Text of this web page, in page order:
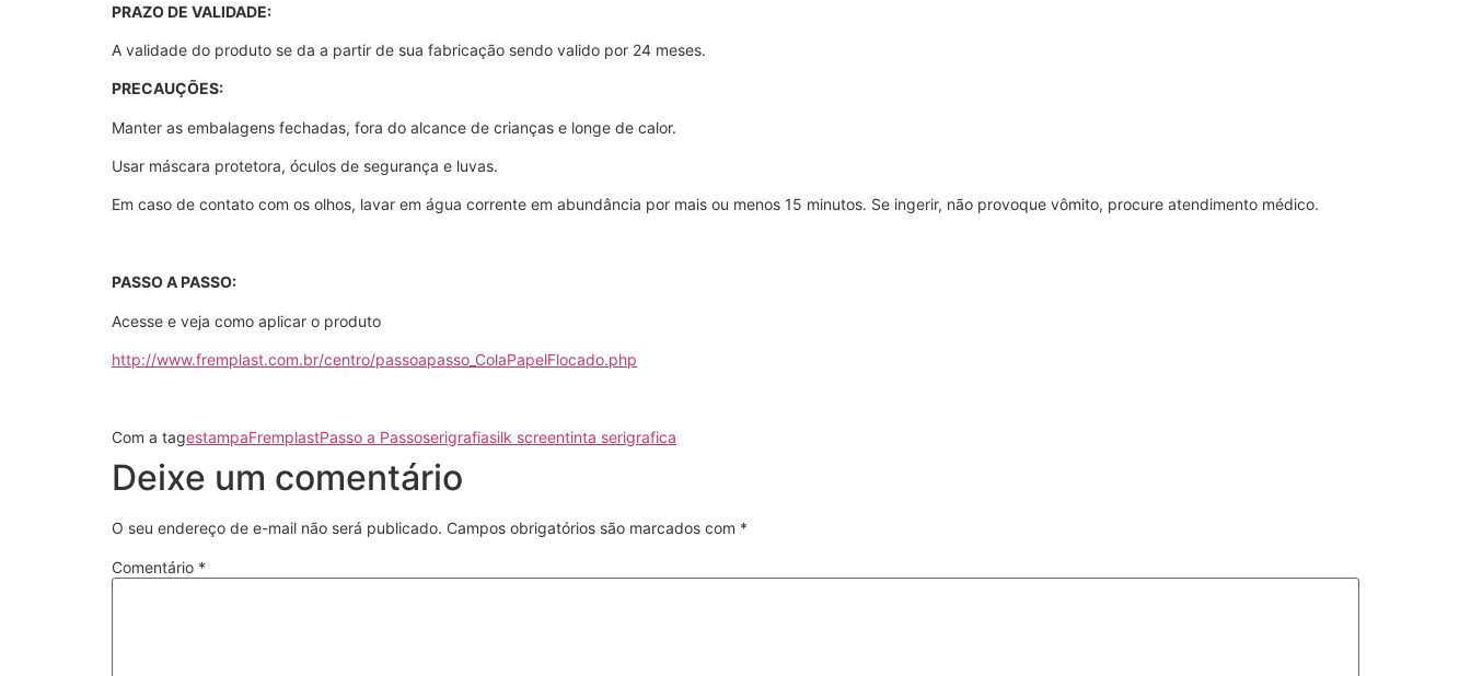
PRAZO DE VALIDADE:
A validade do produto se da a partir de sua fabricação sendo valido por 24 meses.
PRECAUÇÕES:
Manter as embalagens fechadas, fora do alcance de crianças e longe de calor.
Usar máscara protetora, óculos de segurança e luvas.
Em caso de contato com os olhos, lavar em água corrente em abundância por mais ou menos 15 minutos. Se ingerir, não provoque vômito, procure atendimento médico.
PASSO A PASSO:
Acesse e veja como aplicar o produto
http://www.fremplast.com.br/centro/passoapasso_ColaPapelFlocado.php
Com a tagestampaFremplastPasso a Passoserigrafiasilk screentinta serigrafica
Deixe um comentário
O seu endereço de e-mail não será publicado. Campos obrigatórios são marcados com *
Comentário *